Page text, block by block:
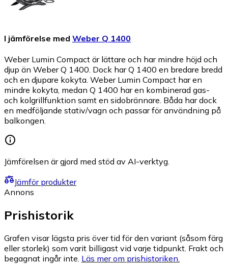
I jämförelse med Weber Q 1400
Weber Lumin Compact är lättare och har mindre höjd och
djup än Weber Q 1400. Dock har Q 1400 en bredare bredd
och en djupare kokyta. Weber Lumin Compact har en
mindre kokyta, medan Q 1400 har en kombinerad gas-
och kolgrillfunktion samt en sidobrännare. Båda har dock
en medföljande stativ/vagn och passar för användning på
balkongen.
Jämförelsen är gjord med stöd av AI-verktyg.
Jämför produkter
Annons
Prishistorik
Grafen visar lägsta pris över tid för den variant (såsom färg
eller storlek) som varit billigast vid varje tidpunkt. Frakt och
begagnat ingår inte. Läs mer om prishistoriken.